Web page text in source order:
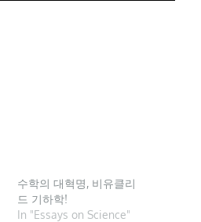
수학의 대혁명, 비유클리
드 기하학!
In "Essays on Science"